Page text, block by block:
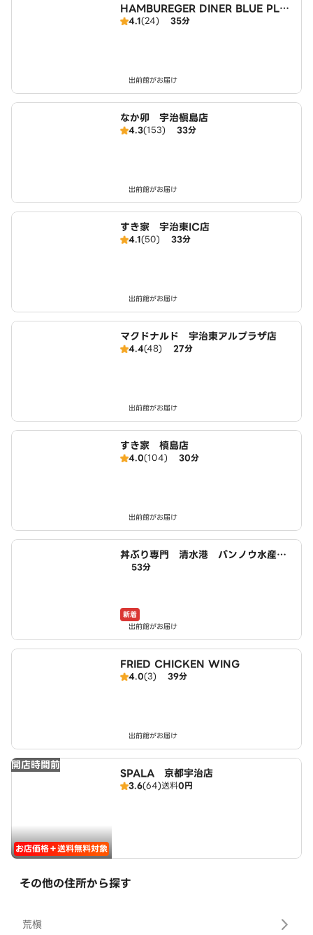
HAMBUREGER DINER BLUE PLA
NET
4.1(24) 35分
出前館がお届け
なか卯 宇治槇島店
4.3(153) 33分
出前館がお届け
すき家 宇治東IC店
4.1(50) 33分
出前館がお届け
マクドナルド 宇治東アルプラザ店
4.4(48) 27分
出前館がお届け
すき家 槙島店
4.0(104) 30分
出前館がお届け
丼ぶり専門 清水港 バンノウ水産
宇治店
53分
新着
出前館がお届け
FRIED CHICKEN WING
4.0(3) 39分
出前館がお届け
開店時間前
お店価格＋送料無料対象
SPALA 京都宇治店
3.6(64)送料0円
その他の住所から探す
荒槇